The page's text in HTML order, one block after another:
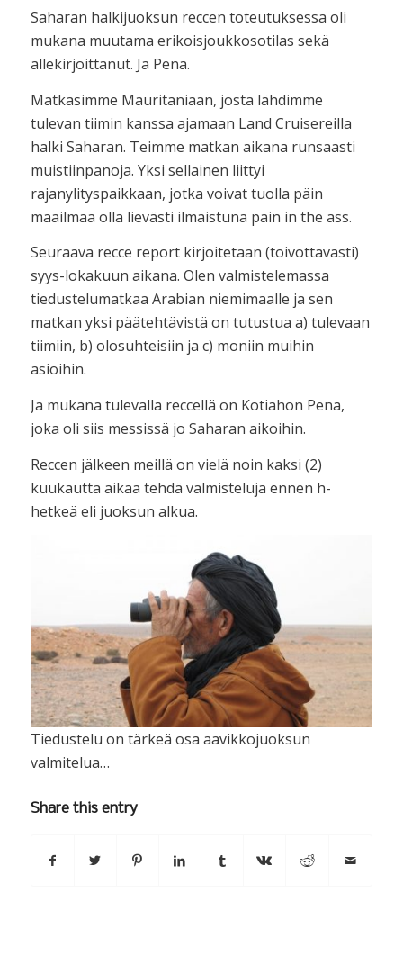
Saharan halkijuoksun reccen toteutuksessa oli
mukana muutama erikoisjoukkosotilas sekä
allekirjoittanut. Ja Pena.
Matkasimme Mauritaniaan, josta lähdimme
tulevan tiimin kanssa ajamaan Land Cruisereilla
halki Saharan. Teimme matkan aikana runsaasti
muistiinpanoja. Yksi sellainen liittyi
rajanylityspaikkaan, jotka voivat tuolla päin
maailmaa olla lievästi ilmaistuna pain in the ass.
Seuraava recce report kirjoitetaan (toivottavasti)
syys-lokakuun aikana. Olen valmistelemassa
tiedustelumatkaa Arabian niemimaalle ja sen
matkan yksi päätehtävistä on tutustua a) tulevaan
tiimiin, b) olosuhteisiin ja c) moniin muihin
asioihin.
Ja mukana tulevalla reccellä on Kotiahon Pena,
joka oli siis messissä jo Saharan aikoihin.
Reccen jälkeen meillä on vielä noin kaksi (2)
kuukautta aikaa tehdä valmisteluja ennen h-
hetkeä eli juoksun alkua.
Tiedustelu on tärkeä osa aavikkojuoksun
valmitelua…
Share this entry